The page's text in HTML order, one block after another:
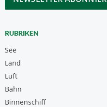
RUBRIKEN
See
Land
Luft
Bahn
Binnenschiff